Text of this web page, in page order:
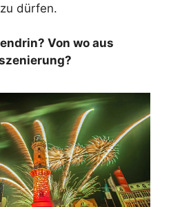
dürfen.
Von wo aus